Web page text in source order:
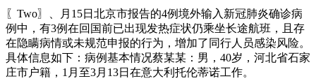
〖Two〗、月15日北京市报告的4例境外输入新冠肺炎确诊病
例中，有3例在回国前已出现发热症状仍乘坐长途航班，且存
在隐瞒病情或未规范申报的行为，增加了同行人员感染风险。
具体信息如下：病例基本情况蔡某某：男，40岁，河北省石家
庄市户籍，1月至3月13日在意大利托伦蒂诺工作。